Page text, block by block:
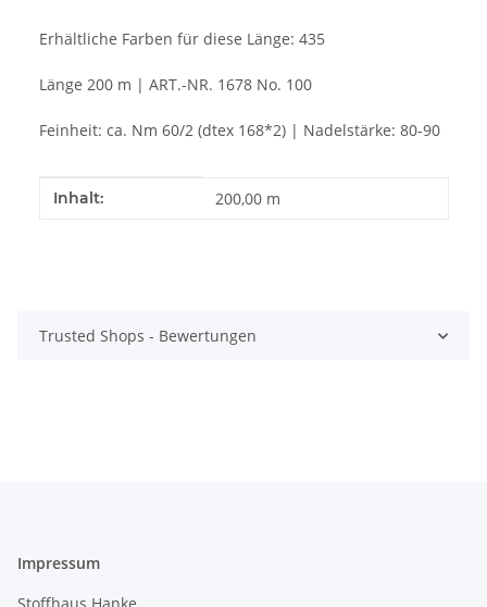
Erhältliche Farben für diese Länge: 435
Länge 200 m | ART.-NR. 1678 No. 100
Feinheit: ca. Nm 60/2 (dtex 168*2) | Nadelstärke: 80-90
Produkteigenschaft
Wert
Inhalt: 200,00 m
Trusted Shops - Bewertungen
Impressum